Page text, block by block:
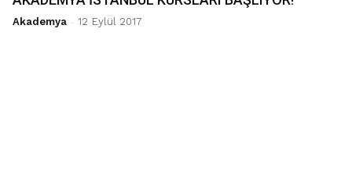
Akademya - 12 Eylül 2017